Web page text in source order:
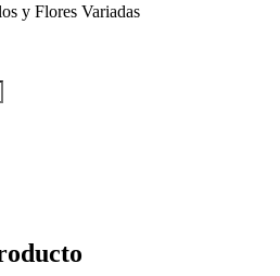
y Flores Variadas